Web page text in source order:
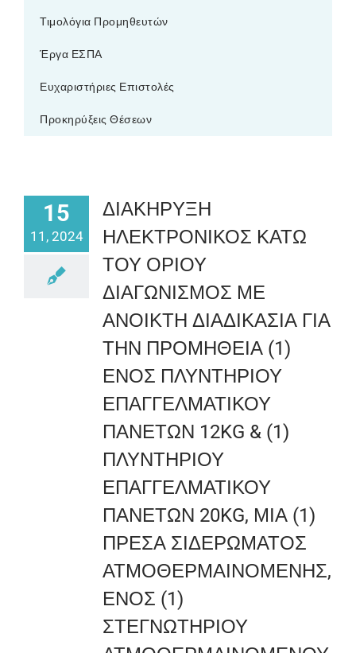
Τιμολόγια Προμηθευτών
Έργα ΕΣΠΑ
Ευχαριστήριες Επιστολές
Προκηρύξεις Θέσεων
15
11, 2024
ΔΙΑΚΗΡΥΞΗ
ΗΛΕΚΤΡΟΝΙΚΟΣ ΚΑΤΩ
ΤΟΥ ΟΡΙΟΥ
ΔΙΑΓΩΝΙΣΜΟΣ ΜΕ
ΑΝΟΙΚΤΗ ΔΙΑΔΙΚΑΣΙΑ ΓΙΑ
ΤΗΝ ΠΡΟΜΗΘΕΙΑ (1)
ΕΝΟΣ ΠΛΥΝΤΗΡΙΟΥ
ΕΠΑΓΓΕΛΜΑΤΙΚΟΥ
ΠΑΝΕΤΩΝ 12KG & (1)
ΠΛΥΝΤΗΡΙΟΥ
ΕΠΑΓΓΕΛΜΑΤΙΚΟΥ
ΠΑΝΕΤΩΝ 20KG, ΜΙΑ (1)
ΠΡΕΣΑ ΣΙΔΕΡΩΜΑΤΟΣ
ΑΤΜΟΘΕΡΜΑΙΝΟΜΕΝΗΣ,
ΕΝΟΣ (1)
ΣΤΕΓΝΩΤΗΡΙΟΥ